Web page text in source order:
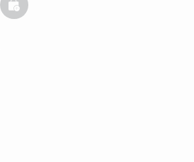
basketfull